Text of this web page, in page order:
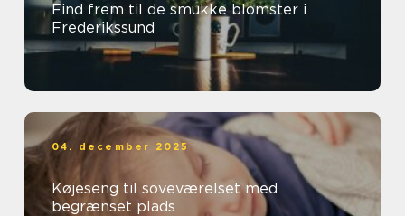
Find frem til de smukke blomster i
Frederikssund
04. december 2025
Køjeseng til soveværelset med
begrænset plads